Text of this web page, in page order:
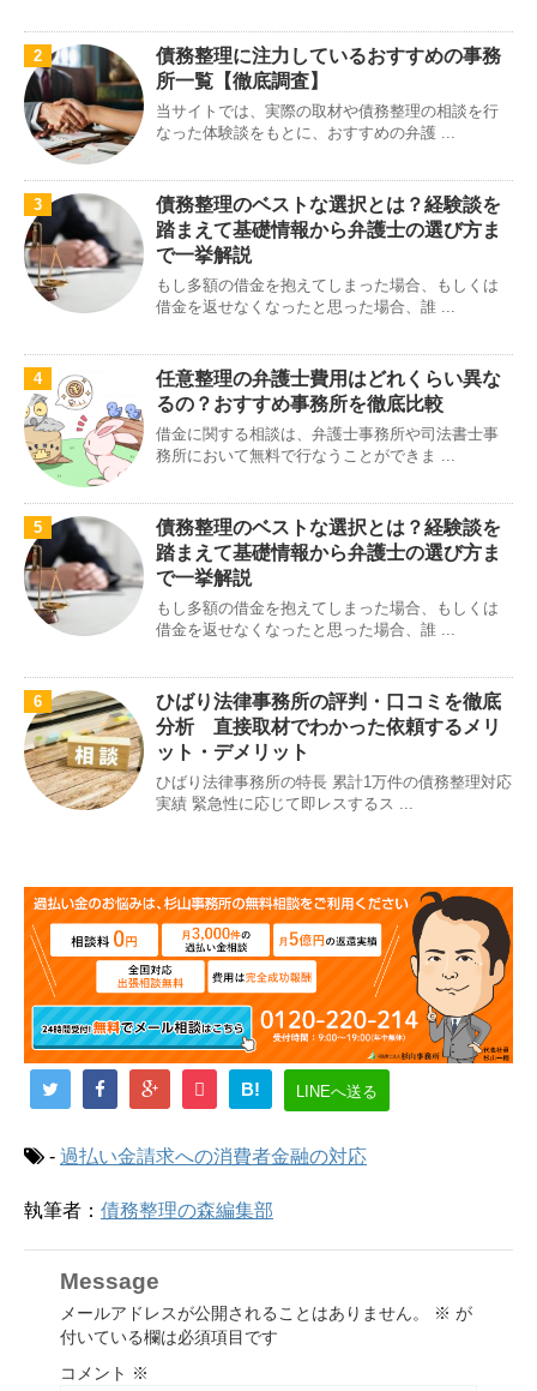
2
債務整理に注力しているおすすめの事務
所一覧【徹底調査】
当サイトでは、実際の取材や債務整理の相談を行
なった体験談をもとに、おすすめの弁護 ...
3
債務整理のベストな選択とは？経験談を
踏まえて基礎情報から弁護士の選び方ま
で一挙解説
もし多額の借金を抱えてしまった場合、もしくは
借金を返せなくなったと思った場合、誰 ...
4
任意整理の弁護士費用はどれくらい異な
るの？おすすめ事務所を徹底比較
借金に関する相談は、弁護士事務所や司法書士事
務所において無料で行なうことができま ...
5
債務整理のベストな選択とは？経験談を
踏まえて基礎情報から弁護士の選び方ま
で一挙解説
もし多額の借金を抱えてしまった場合、もしくは
借金を返せなくなったと思った場合、誰 ...
6
ひばり法律事務所の評判・口コミを徹底
分析 直接取材でわかった依頼するメリ
ット・デメリット
ひばり法律事務所の特長 累計1万件の債務整理対応
実績 緊急性に応じて即レスするス ...
B! LINEへ送る
- 過払い金請求への消費者金融の対応
執筆者： 債務整理の森編集部
Message
メールアドレスが公開されることはありません。 ※ が
付いている欄は必須項目です
コメント ※